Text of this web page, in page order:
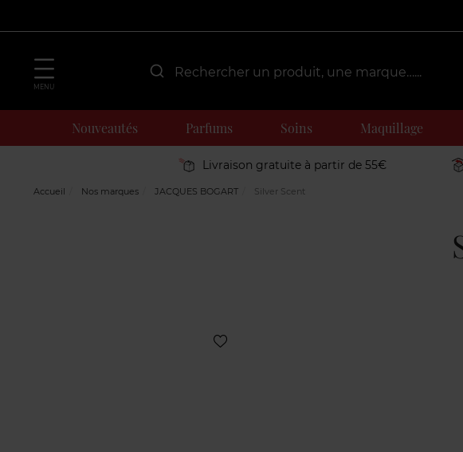
MENU
Nouveautés Parfums Soins Maquillage
Livraison gratuite à partir de 55€
Accueil Nos marques JACQUES BOGART Silver Scent